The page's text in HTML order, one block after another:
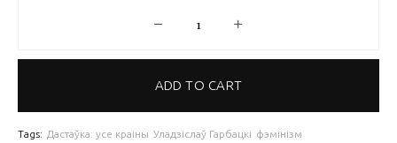
Творы / Палута Бадунова quantity
ADD TO CART
Tags: Дастаўка: усе краіны Уладзіслаў Гарбацкі фэмінізм